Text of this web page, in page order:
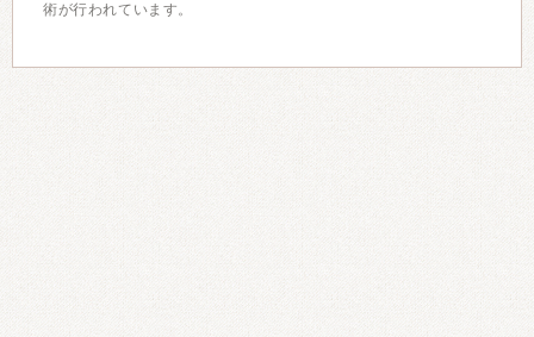
術が行われています。